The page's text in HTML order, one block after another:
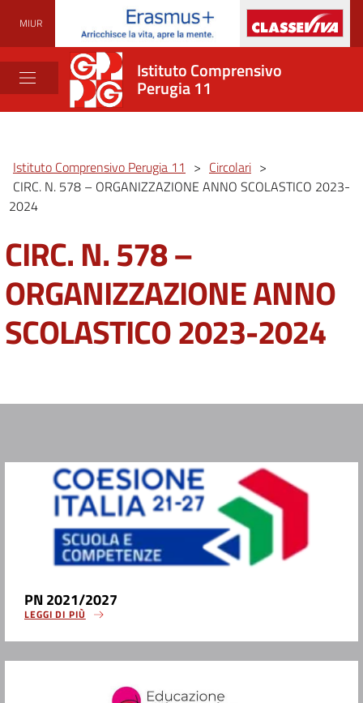
MIUR
Istituto Comprensivo
Perugia 11
Istituto Comprensivo Perugia 11 > Circolari >
CIRC. N. 578 – ORGANIZZAZIONE ANNO SCOLASTICO 2023-
2024
CIRC. N. 578 –
ORGANIZZAZIONE ANNO
SCOLASTICO 2023-2024
PN 2021/2027
LEGGI DI PIÙ